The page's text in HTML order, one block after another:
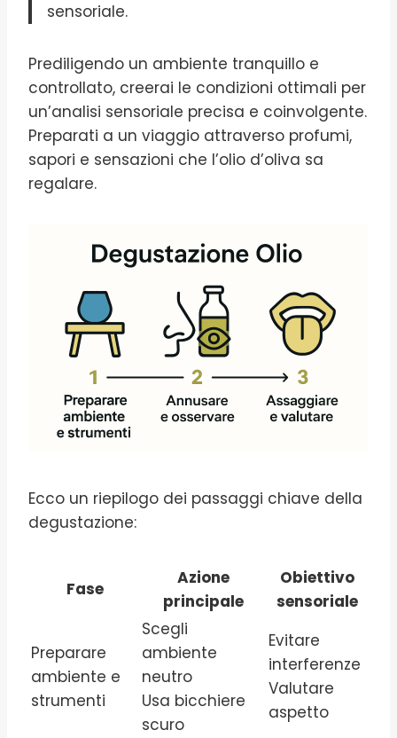
sensoriale.
Prediligendo un ambiente tranquillo e
controllato, creerai le condizioni ottimali per
un’analisi sensoriale precisa e coinvolgente.
Preparati a un viaggio attraverso profumi,
sapori e sensazioni che l’olio d’oliva sa
regalare.
Ecco un riepilogo dei passaggi chiave della
degustazione:
Fase
Azione
principale
Obiettivo
sensoriale
Preparare
ambiente e
strumenti
Scegli
ambiente
neutro
Usa bicchiere
scuro
Evitare
interferenze
Valutare
aspetto